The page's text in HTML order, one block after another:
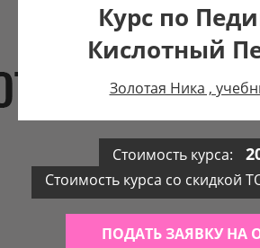
Курс по
Кислотный
Золотая Ника ,
Стоимость курса:
Стоимость курса со скидкой
ПОДАТЬ ЗАЯВКУ НА